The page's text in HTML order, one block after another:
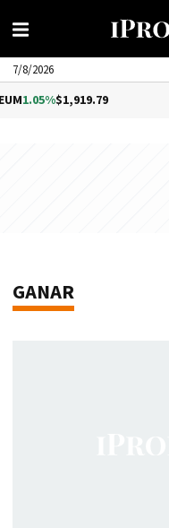
7/8/2026
$1,919.79
GANAR